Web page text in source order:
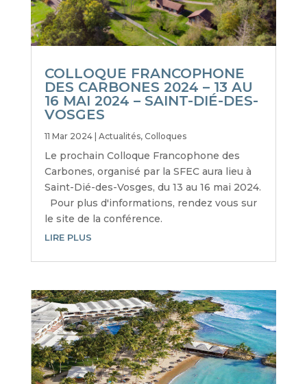
COLLOQUE FRANCOPHONE
DES CARBONES 2024 – 13 AU
16 MAI 2024 – SAINT-DIÉ-DES-
VOSGES
11 Mar 2024| Actualités, Colloques
Le prochain Colloque Francophone des
Carbones, organisé par la SFEC aura lieu à
Saint-Dié-des-Vosges, du 13 au 16 mai 2024.
Pour plus d'informations, rendez vous sur
le site de la conférence.
LIRE PLUS